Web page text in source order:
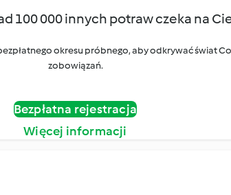
100 000 innych potraw czeka na
okresu próbnego, aby odkrywać świat
zobowiązań.
Bezpłatna rejestracja
Więcej informacji